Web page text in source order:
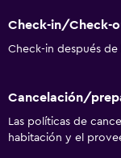
Check-in/Check-
Check-in después de
Cancelación/
Las políticas de
habitación y el